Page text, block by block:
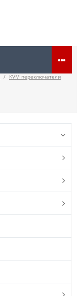
/
KVM переключатели